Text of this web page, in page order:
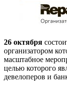
26 октября
организатором
масштабное
целью которого
девелоперов и